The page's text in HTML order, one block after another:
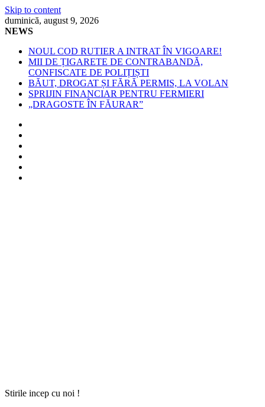
Skip to content
duminică, august 9, 2026
NEWS
NOUL COD RUTIER A INTRAT ÎN VIGOARE!
MII DE ȚIGARETE DE CONTRABANDĂ,
CONFISCATE DE POLIȚIȘTI
BĂUT, DROGAT ȘI FĂRĂ PERMIS, LA VOLAN
SPRIJIN FINANCIAR PENTRU FERMIERI
„DRAGOSTE ÎN FĂURAR”
Stirile incep cu noi !